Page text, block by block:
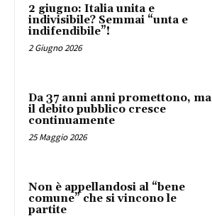
2 giugno: Italia unita e
indivisibile? Semmai “unta e
indifendibile”!
2 Giugno 2026
Da 37 anni anni promettono, ma
il debito pubblico cresce
continuamente
25 Maggio 2026
Non è appellandosi al “bene
comune” che si vincono le
partite